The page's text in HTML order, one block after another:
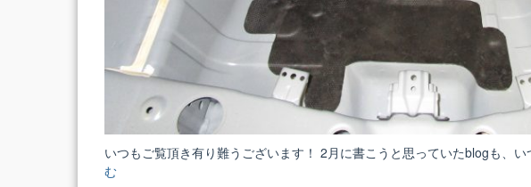
いつもご覧頂き有り難うございます！ 2月に書こうと思っていたblogも、
む